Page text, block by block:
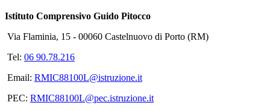
Istituto Comprensivo Guido Pitocco
Via Flaminia, 15 - 00060 Castelnuovo di Porto (RM)
Tel: 06 90.78.216
Email: RMIC88100L@istruzione.it
PEC: RMIC88100L@pec.istruzione.it